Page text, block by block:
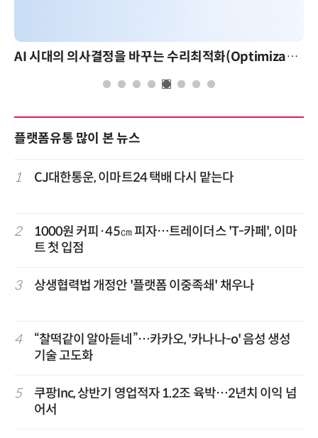
AI 시대의 의사결정을 바꾸는 수리최적화(Optimization): 실제 산업 적용 사례와 활용 전략
플랫폼유통 많이 본 뉴스
1 CJ대한통운, 이마트24 택배 다시 맡는다
2
1000원 커피·45㎝ 피자…트레이더스 'T-카페', 이마
트 첫 입점
3 상생협력법 개정안 '플랫폼 이중족쇄' 채우나
4
“찰떡같이 알아듣네”…카카오, '카나나-o' 음성 생성
기술 고도화
5
쿠팡Inc, 상반기 영업적자 1.2조 육박…2년치 이익 넘
어서